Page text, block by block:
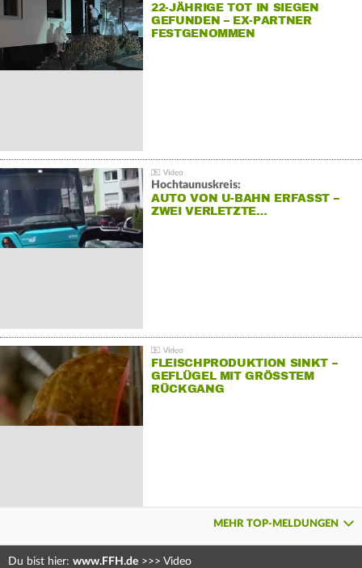
22-JÄHRIGE TOT IN SIEGEN
GEFUNDEN – EX-PARTNER
FESTGENOMMEN
Hochtaunuskreis:
AUTO VON U-BAHN ERFASST –
ZWEI VERLETZTE…
FLEISCHPRODUKTION SINKT –
GEFLÜGEL MIT GRÖSSTEM R
ÜCKGANG
MEHR TOP-MELDUNGEN
Du bist hier: www.FFH.de >>> Video